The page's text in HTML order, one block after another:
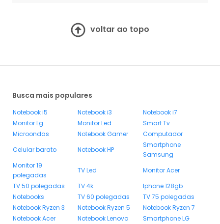
voltar ao topo
Busca mais populares
Notebook i5 Notebook i3
Notebook i7
Monitor Lg
Monitor Led
Smart Tv
Microondas
Notebook Gamer
Computador
Celular barato
Notebook HP
Smartphone
Samsung
Monitor 19
polegadas
TV Led
Monitor Acer
TV 50 polegadas
TV 4k
Iphone 128gb
Notebooks
TV 60 polegadas
TV 75 polegadas
Notebook Ryzen 3
Notebook Ryzen 5
Notebook Ryzen 7
Notebook Acer
Notebook Lenovo
Smartphone LG